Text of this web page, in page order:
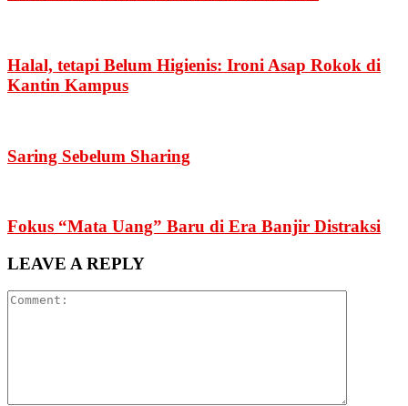
Halal, tetapi Belum Higienis: Ironi Asap Rokok di
Kantin Kampus
Saring Sebelum Sharing
Fokus “Mata Uang” Baru di Era Banjir Distraksi
LEAVE A REPLY